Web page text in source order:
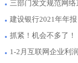
三部门发文规范网
建设银行2021年年
抓紧！机会不多了！
1-2月互联网企业利